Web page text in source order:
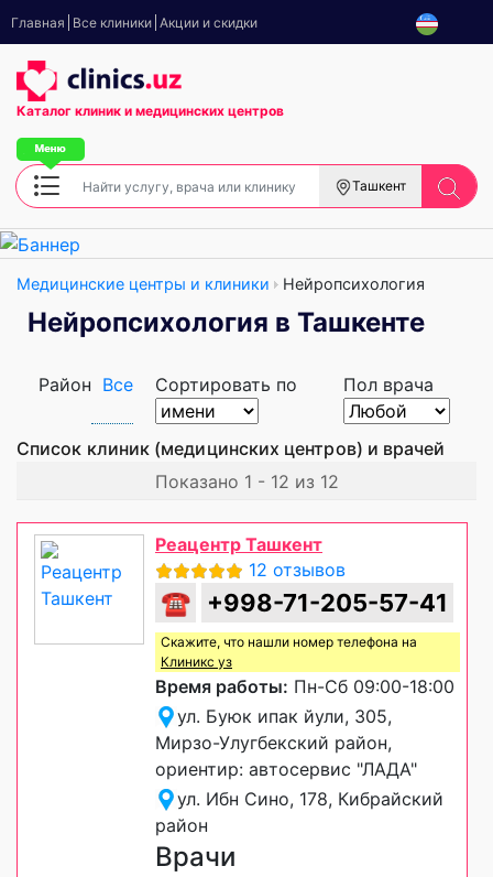
Главная Все клиники Акции и скидки
Каталог клиник и медицинских центров
Ташкент
Медицинские центры и клиники Нейропсихология
Нейропсихология в Ташкенте
Район Все Сортировать по Пол врача
Список клиник (медицинских центров) и врачей
Показано 1 - 12 из 12
Реацентр Ташкент
12 отзывов
☎ +998-71-205-57-41
Скажите, что нашли номер телефона на
Клиникс уз
Время работы: Пн-Сб 09:00-18:00
ул. Буюк ипак йули, 305,
Мирзо-Улугбекский район,
ориентир: автосервис "ЛАДА"
ул. Ибн Сино, 178, Кибрайский
район
Врачи